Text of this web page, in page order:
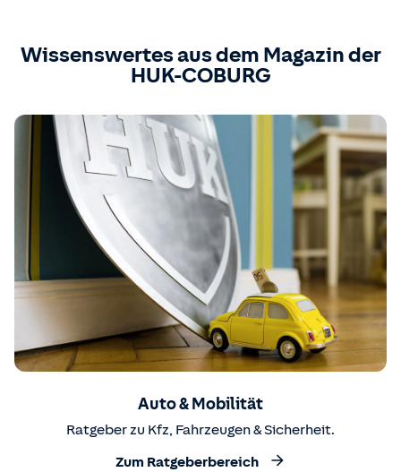
Wissenswertes aus dem Magazin der
HUK-COBURG
Auto & Mobilität
Ratgeber zu Kfz, Fahrzeugen & Sicherheit.
Zum Ratgeberbereich